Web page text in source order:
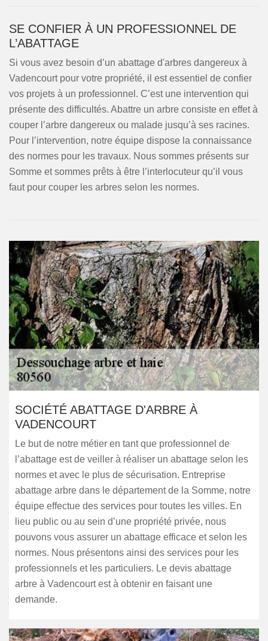
SE CONFIER À UN PROFESSIONNEL DE
L’ABATTAGE
Si vous avez besoin d’un abattage d'arbres dangereux à
Vadencourt pour votre propriété, il est essentiel de confier
vos projets à un professionnel. C’est une intervention qui
présente des difficultés. Abattre un arbre consiste en effet à
couper l’arbre dangereux ou malade jusqu’à ses racines.
Pour l’intervention, notre équipe dispose la connaissance
des normes pour les travaux. Nous sommes présents sur
Somme et sommes prêts à être l’interlocuteur qu’il vous
faut pour couper les arbres selon les normes.
SOCIÉTÉ ABATTAGE D'ARBRE À
VADENCOURT
Le but de notre métier en tant que professionnel de
l’abattage est de veiller à réaliser un abattage selon les
normes et avec le plus de sécurisation. Entreprise
abattage arbre dans le département de la Somme, notre
équipe effectue des services pour toutes les villes. En
lieu public ou au sein d’une propriété privée, nous
pouvons vous assurer un abattage efficace et selon les
normes. Nous présentons ainsi des services pour les
professionnels et les particuliers. Le devis abattage
arbre à Vadencourt est à obtenir en faisant une
demande.